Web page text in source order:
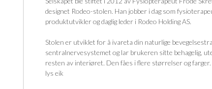
designet Rodeo-stolen. Han jobber i dag som
produktutvikler og daglig leder i Rodeo Holding AS.
Stolen er utviklet for å ivareta din naturlige
sentralnervesystemet og lar brukeren sitte behagelig,
resten av interiøret. Den fåes i flere størrelser og
lys eik